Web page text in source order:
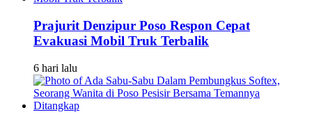
Prajurit Denzipur Poso Respon Cepat
Evakuasi Mobil Truk Terbalik
6 hari lalu